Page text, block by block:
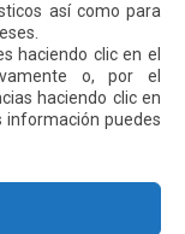
así como para
haciendo clic en el
o, por el
haciendo clic en
información puedes
comercial
y la llegada